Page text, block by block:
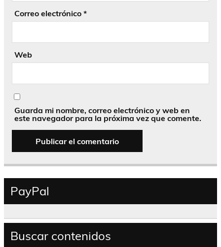
Correo electrónico *
Web
Guarda mi nombre, correo electrónico y web en
este navegador para la próxima vez que comente.
PayPal
Buscar contenidos